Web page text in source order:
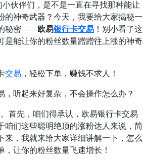
伙伴们，是不是一直在寻找那种能让
的神奇武器？今天，我要给大家揭秘一
秘密——欧易银行卡交易 ！别小看了这
是能让你的粉丝数量蹭蹭往上涨的神奇
交易 ，轻松下单，赚钱不求人！
，听起来好复杂，不会操作怎么办？
首先，咱们得承认，欧易银行卡交易
咱们这些聪明绝顶的涨粉达人来说，简
来，我就来给大家详细讲解一下，怎么
，让你的粉丝数量飞速增长！